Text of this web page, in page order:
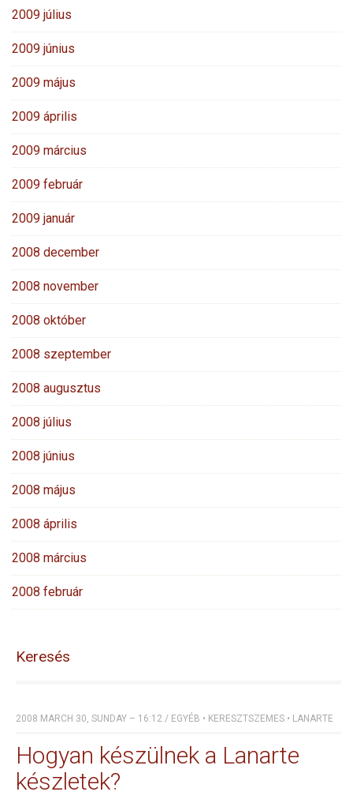
2009 július
2009 június
2009 május
2009 április
2009 március
2009 február
2009 január
2008 december
2008 november
2008 október
2008 szeptember
2008 augusztus
2008 július
2008 június
2008 május
2008 április
2008 március
2008 február
Keresés
2008 MARCH 30, SUNDAY – 16:12 / EGYÉB • KERESZTSZEMES • LANARTE
Hogyan készülnek a Lanarte
készletek?